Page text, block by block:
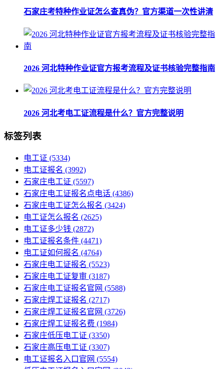
石家庄考特种作业证怎么查真伪？官方渠道一次性讲清
2026 河北特种作业证官方报考流程及证书核验完整指南
2026 河北考电工证流程是什么？官方完整说明
标签列表
电工证 (5334)
电工证报名 (3992)
石家庄电工证 (5597)
石家庄电工证报名点电话 (4386)
石家庄电工证怎么报名 (3424)
电工证怎么报名 (2625)
电工证多少钱 (2872)
电工证报名条件 (4471)
电工证如何报名 (4764)
石家庄电工证报名 (5523)
石家庄电工证复审 (3187)
石家庄电工证报名官网 (5588)
石家庄焊工证报名 (2717)
石家庄焊工证报名官网 (3726)
石家庄焊工证报名费 (1984)
石家庄低压电工证 (3350)
石家庄高压电工证 (3307)
电工证报名入口官网 (5554)